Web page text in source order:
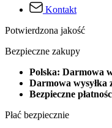
Kontakt
Potwierdzona jakość
Bezpieczne zakupy
Polska: Darmowa
Darmowa wysyłka
Bezpieczne
Płać bezpiecznie